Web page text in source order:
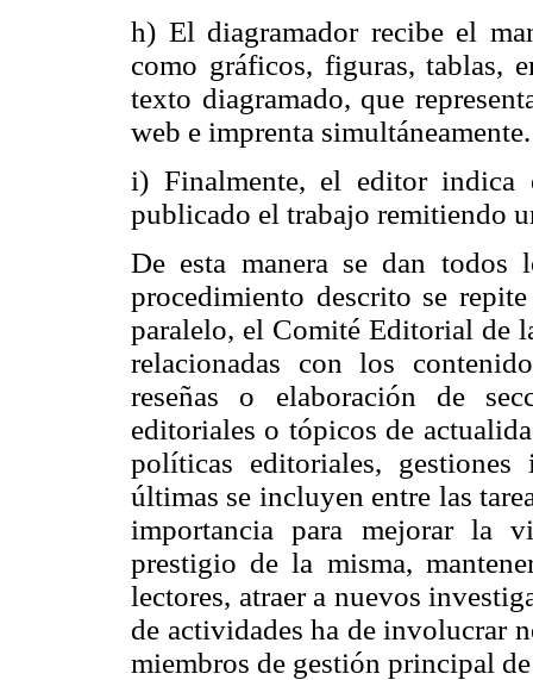
h) El diagramador recibe el
como gráficos, figuras, tablas,
texto diagramado, que
web e imprenta simultáneamente.
i) Finalmente, el editor indica
publicado el trabajo remitiendo
De esta manera se dan todos
procedimiento descrito se
paralelo, el Comité Editorial de
relacionadas con los
reseñas o elaboración de
editoriales o tópicos de
políticas editoriales,
últimas se incluyen entre las
importancia para mejorar la
prestigio de la misma,
lectores, atraer a nuevos
de actividades ha de involucrar
miembros de gestión principal